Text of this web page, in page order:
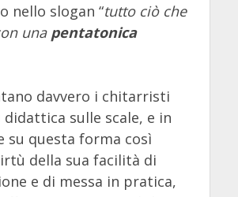
nello slogan “tutto ciò che
una pentatonica
davvero i chitarristi
didattica sulle scale, e in
su questa forma così
della sua facilità di
e di messa in pratica,